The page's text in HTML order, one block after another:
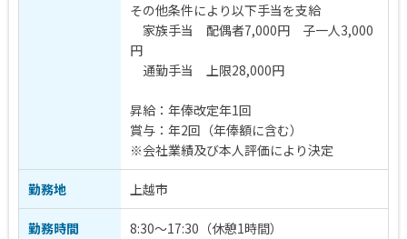
その他条件により以下手当を支給
家族手当 配偶者7,000円 子一人3,000
円
通勤手当 上限28,000円
昇給：年俸改定年1回
賞与：年2回（年俸額に含む）
※会社業績及び本人評価により決定
勤務地 上越市
勤務時間 8:30～17:30（休憩1時間）